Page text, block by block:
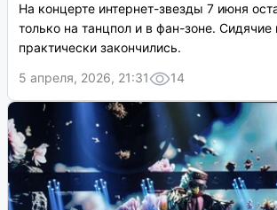
На концерте интернет-звезды 7 июня
только на танцпол и в фан-зоне. Сидячие
практически закончились.
5 апреля, 2026, 21:31
14